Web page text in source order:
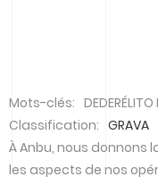
Mots-clés: DEDERÉLITO
Classification: GRAVA
À Anbu, nous donnons
les aspects de nos